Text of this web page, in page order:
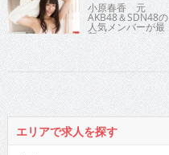
小原春香 元
AKB48＆SDN48の
人気メンバーが最
新イメージでモア
セクシーに挑んだ
意欲作を
エリアで求人を探す